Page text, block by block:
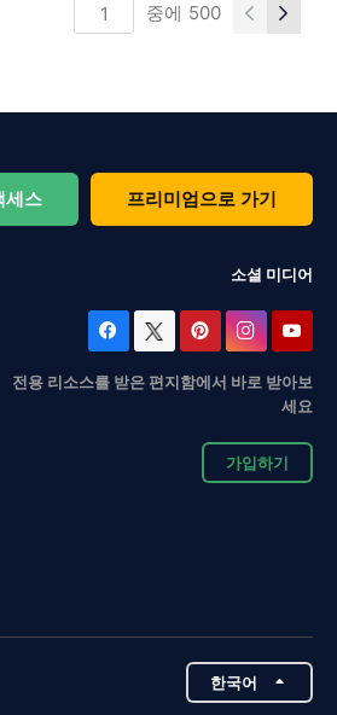
중에 500
세스 프리미엄으로 가기
소셜 미디어
전용 리소스를 받은 편지함에서 바로 받아보
세요
가입하기
한국어